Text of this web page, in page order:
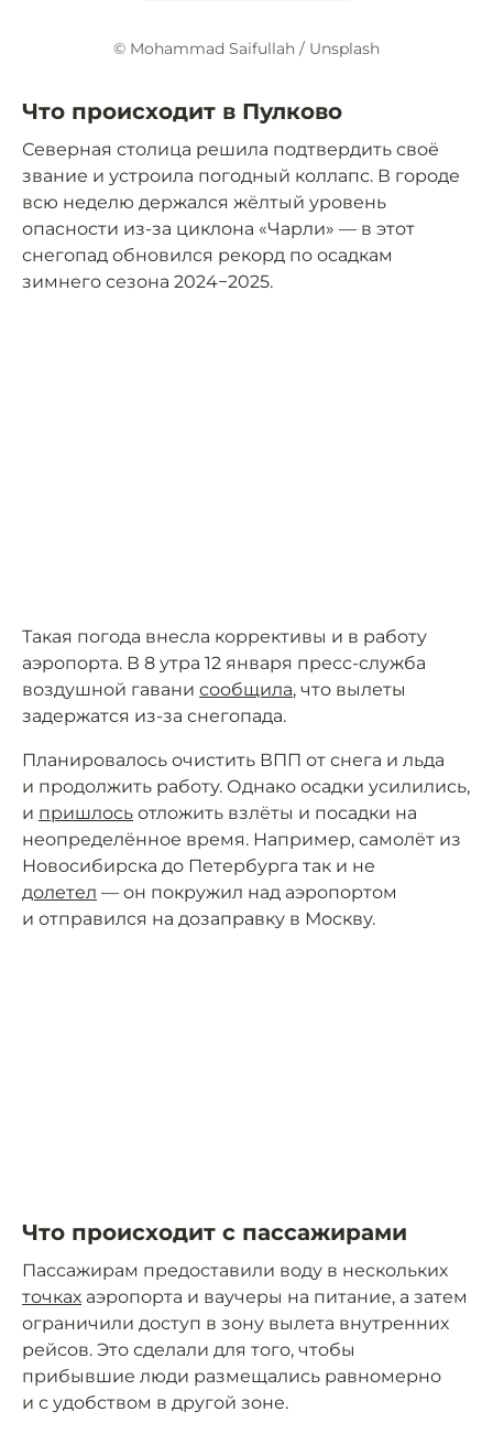
© Mohammad Saifullah / Unsplash
Что происходит в Пулково
Северная столица решила подтвердить своё
звание и устроила погодный коллапс. В городе
всю неделю держался жёлтый уровень
опасности из-за циклона «Чарли» — в этот
снегопад обновился рекорд по осадкам
зимнего сезона 2024−2025.
Такая погода внесла коррективы и в работу
аэропорта. В 8 утра 12 января пресс-служба
воздушной гавани сообщила, что вылеты
задержатся из-за снегопада.
Планировалось очистить ВПП от снега и льда
и продолжить работу. Однако осадки усилились,
и пришлось отложить взлёты и посадки на
неопределённое время. Например, самолёт из
Новосибирска до Петербурга так и не
долетел — он покружил над аэропортом
и отправился на дозаправку в Москву.
Что происходит с пассажирами
Пассажирам предоставили воду в нескольких
точках аэропорта и ваучеры на питание, а затем
ограничили доступ в зону вылета внутренних
рейсов. Это сделали для того, чтобы
прибывшие люди размещались равномерно
и с удобством в другой зоне.